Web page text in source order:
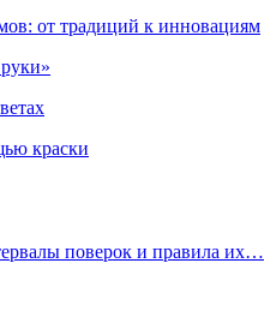
от традиций к инновациям
краски
поверок и правила их…